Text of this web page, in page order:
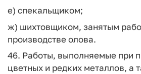
е) спекальщиком;
ж) шихтовщиком, занятым
производстве олова.
46. Работы, выполняемые при
цветных и редких металлов, а